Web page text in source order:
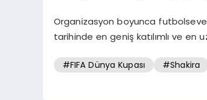
Organizasyon boyunca
tarihinde en geniş katılımlı ve en
#FIFA Dünya Kupası #Shakira